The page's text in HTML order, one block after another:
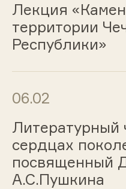
Лекция
территории
Республики»
06.02
Литературный
сердцах
посвященный
А.С.Пушкина